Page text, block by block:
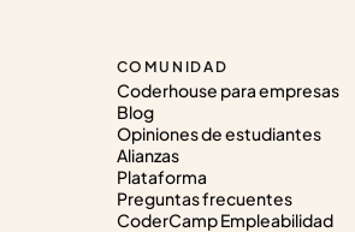
COMUNIDAD
Coderhouse para empresas
Blog
Opiniones de estudiantes
Alianzas
Plataforma
Preguntas frecuentes
CoderCamp Empleabilidad